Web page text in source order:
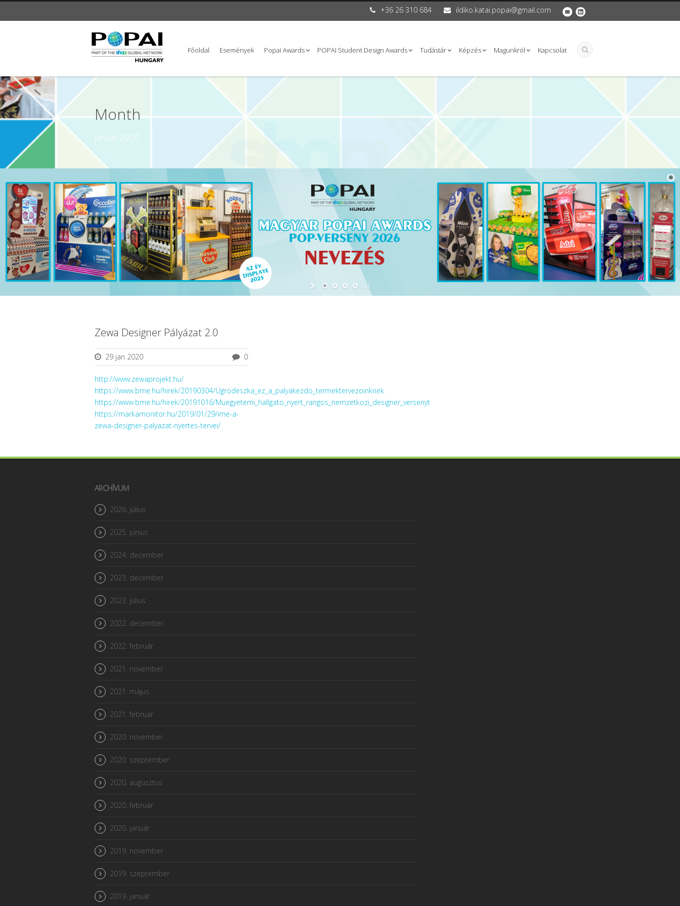
+36 26 310 684 ildiko.katai.popai@gmail.com
Főoldal Események Popai Awards POPAI Student Design Awards Tudástár Képzés Magunkról Kapcsolat
Month
január 2020
Zewa Designer Pályázat 2.0
29 jan 2020 0
http://www.zewaprojekt.hu/
https://www.bme.hu/hirek/20190304/Ugrodeszka_ez_a_palyakezdo_termektervezoinknek
https://www.bme.hu/hirek/20191016/Muegyetemi_hallgato_nyert_rangos_nemzetkozi_designer_versenyt
https://markamonitor.hu/2019/01/29/ime-a-
zewa-designer-palyazat-nyertes-tervei/
ARCHÍVUM
2026. július
2025. június
2024. december
2023. december
2023. július
2022. december
2022. február
2021. november
2021. május
2021. február
2020. november
2020. szeptember
2020. augusztus
2020. február
2020. január
2019. november
2019. szeptember
2019. január